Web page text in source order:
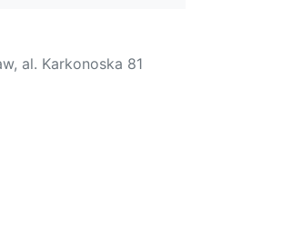
al. Karkonoska 81